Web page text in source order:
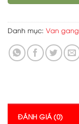
Danh mục: Van gang
ĐÁNH GIÁ (0)